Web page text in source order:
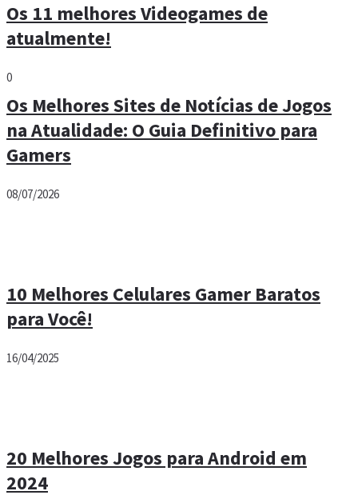
Os 11 melhores Videogames de
atualmente!
0
Os Melhores Sites de Notícias de Jogos
na Atualidade: O Guia Definitivo para
Gamers
08/07/2026
10 Melhores Celulares Gamer Baratos
para Você!
16/04/2025
20 Melhores Jogos para Android em
2024